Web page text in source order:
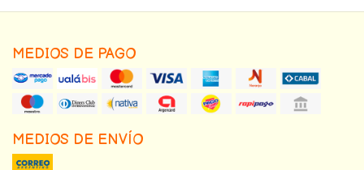
MEDIOS DE PAGO
MEDIOS DE ENVÍO